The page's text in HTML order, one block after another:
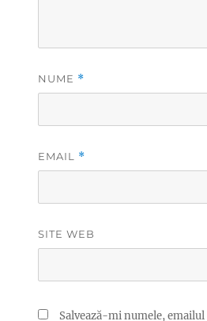
NUME *
EMAIL *
SITE WEB
Salvează-mi numele,